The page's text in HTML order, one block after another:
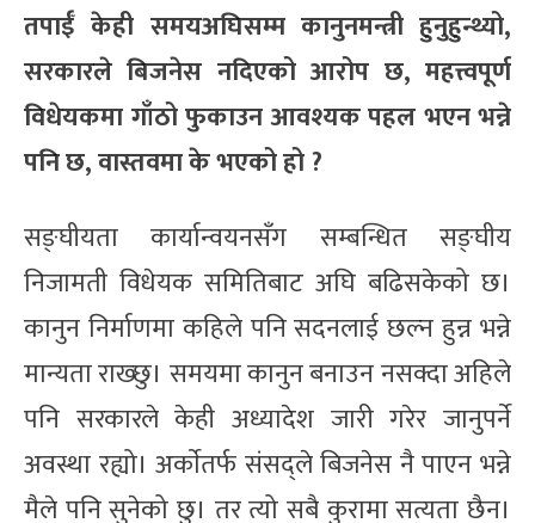
तपाईँ केही समयअघिसम्म कानुनमन्त्री हुनुहुन्थ्यो,
सरकारले बिजनेस नदिएको आरोप छ, महत्त्वपूर्ण
विधेयकमा गाँठो फुकाउन आवश्यक पहल भएन भन्ने
पनि छ, वास्तवमा के भएको हो ?
सङ्घीयता कार्यान्वयनसँग सम्बन्धित सङ्घीय
निजामती विधेयक समितिबाट अघि बढिसकेको छ।
कानुन निर्माणमा कहिले पनि सदनलाई छल्न हुन्न भन्ने
मान्यता राख्छु। समयमा कानुन बनाउन नसक्दा अहिले
पनि सरकारले केही अध्यादेश जारी गरेर जानुपर्ने
अवस्था रह्यो। अर्काेतर्फ संसद्ले बिजनेस नै पाएन भन्ने
मैले पनि सुनेको छु। तर त्यो सबै कुरामा सत्यता छैन।